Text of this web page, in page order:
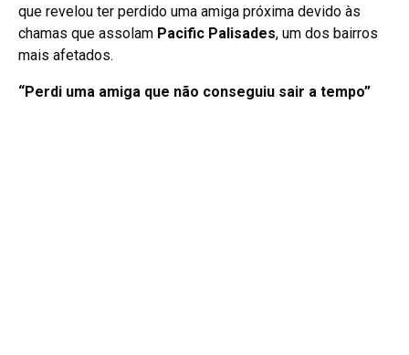
que revelou ter perdido uma amiga próxima devido às
chamas que assolam Pacific Palisades, um dos bairros
mais afetados.
“Perdi uma amiga que não conseguiu sair a tempo”